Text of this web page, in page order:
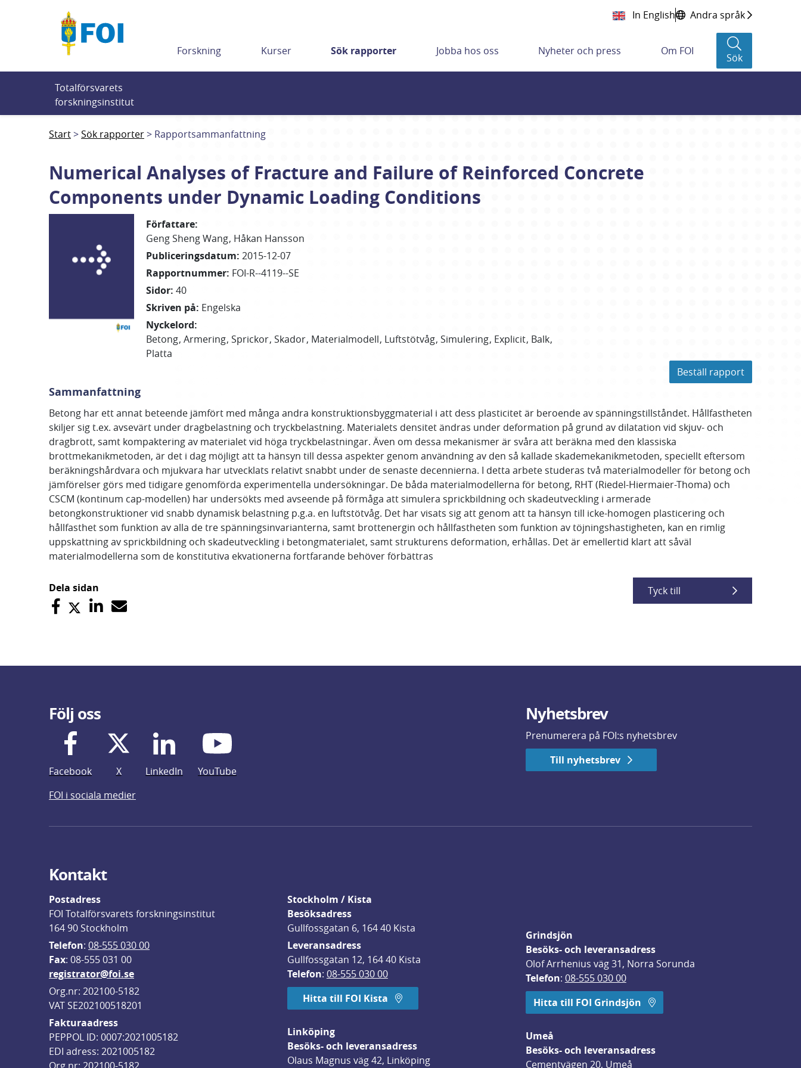
In English Andra språk
Forskning Kurser Sök rapporter Jobba hos oss Nyheter och press Om FOI
Sök
Totalförsvarets
forskningsinstitut
Start Sök rapporter Rapportsammanfattning
Numerical Analyses of Fracture and Failure of Reinforced Concrete
Components under Dynamic Loading Conditions
Författare:
Geng ShengWang Håkan Hansson
Publiceringsdatum: 2015-12-07
Rapportnummer: FOI-R--4119--SE
Sidor: 40
Skriven på: Engelska
Nyckelord:
Betong Armering Sprickor Skador Materialmodell Luftstötvåg Simulering Explicit Balk
Platta
Beställ rapport
Sammanfattning
Betong har ett annat beteende jämfört med många andra konstruktionsbyggmaterial i att dess plasticitet är beroende av spänningstillståndet. Hållfastheten
skiljer sig t.ex. avsevärt under dragbelastning och tryckbelastning. Materialets densitet ändras under deformation på grund av dilatation vid skjuv- och
dragbrott, samt kompaktering av materialet vid höga tryckbelastningar. Även om dessa mekanismer är svåra att beräkna med den klassiska
brottmekanikmetoden, är det i dag möjligt att ta hänsyn till dessa aspekter genom användning av den så kallade skademekanikmetoden, speciellt eftersom
beräkningshårdvara och mjukvara har utvecklats relativt snabbt under de senaste decennierna. I detta arbete studeras två materialmodeller för betong och
jämförelser görs med tidigare genomförda experimentella undersökningar. De båda materialmodellerna för betong, RHT (Riedel-Hiermaier-Thoma) och
CSCM (kontinum cap-modellen) har undersökts med avseende på förmåga att simulera sprickbildning och skadeutveckling i armerade
betongkonstruktioner vid snabb dynamisk belastning p.g.a. en luftstötvåg. Det har visats sig att genom att ta hänsyn till icke-homogen plasticering och
hållfasthet som funktion av alla de tre spänningsinvarianterna, samt brottenergin och hållfastheten som funktion av töjningshastigheten, kan en rimlig
uppskattning av sprickbildning och skadeutveckling i betongmaterialet, samt strukturens deformation, erhållas. Det är emellertid klart att såväl
materialmodellerna som de konstitutiva ekvationerna fortfarande behöver förbättras
Dela sidan Tyck till
Följ oss
Facebook X LinkedIn
YouTube
FOI i sociala medier
Nyhetsbrev
Prenumerera på FOI:s nyhetsbrev
Till nyhetsbrev
Kontakt
Postadress
FOI Totalförsvarets forskningsinstitut
164 90 Stockholm
Telefon: 08-555 030 00
Fax: 08-555 031 00
registrator@foi.se
Org.nr: 202100-5182
VAT SE202100518201
Fakturaadress
PEPPOL ID: 0007:2021005182
EDI adress: 2021005182
Stockholm / Kista
Besöksadress
Gullfossgatan 6, 164 40 Kista
Leveransadress
Gullfossgatan 12, 164 40 Kista
Telefon: 08-555 030 00
Hitta till FOI Kista
Linköping
Besöks- och leveransadress
Olaus Magnus väg 42, Linköping
Grindsjön
Besöks- och leveransadress
Olof Arrhenius väg 31, Norra Sorunda
Telefon: 08-555 030 00
Hitta till FOI Grindsjön
Umeå
Besöks- och leveransadress
Cementvägen 20, Umeå